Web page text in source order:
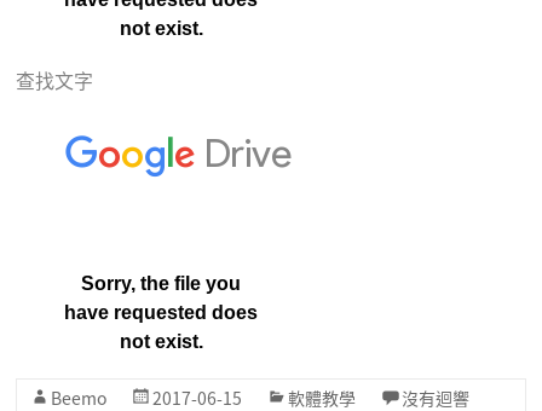
查找文字
Beemo 2017-06-15 軟體教學 沒有迴響